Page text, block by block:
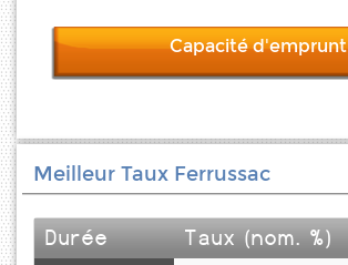
Capacité d'emprunt
Meilleur Taux Ferrussac
Durée
Taux (nom. %)